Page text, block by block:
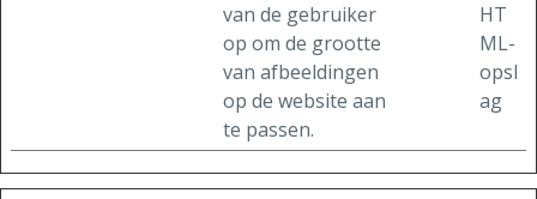
van de gebruiker
op om de grootte
van afbeeldingen
op de website aan
te passen.
HT
ML-
opsl
ag